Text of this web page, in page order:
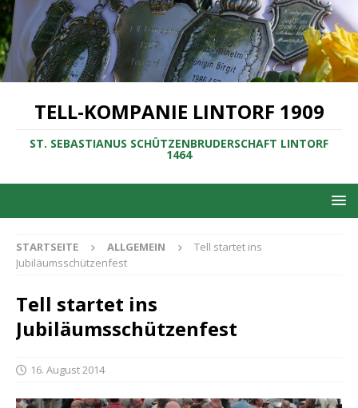
TELL-KOMPANIE LINTORF 1909
ST. SEBASTIANUS SCHÜTZENBRUDERSCHAFT LINTORF
1464
STARTSEITE ALLGEMEIN
Tell startet ins
Jubiläumsschützenfest
Tell startet ins
Jubiläumsschützenfest
16. August 2014